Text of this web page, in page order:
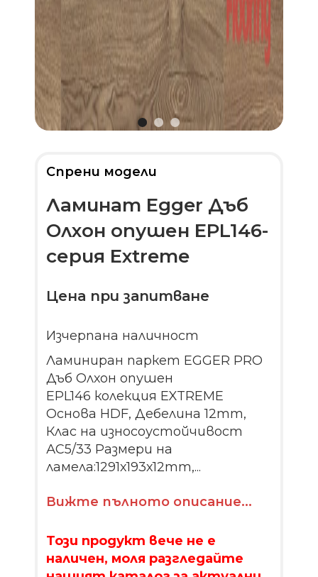
Спрени модели
Ламинат Egger Дъб
Олхон опушен EPL146-
серия Extreme
Цена при запитване
Изчерпана наличност
Ламиниран паркет EGGER PRO
Дъб Олхон опушен
EPL146 колекция EXTREME
Основа HDF, Дебелина 12mm,
Клас на износоустойчивост
АС5/33 Размери на
ламела:1291х193х12mm,...
Вижте пълното описание...
Този продукт вече не е
наличен, моля разгледайте